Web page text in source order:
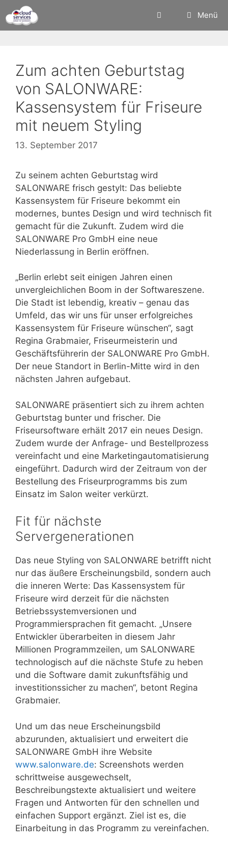
Inhalt
springen
Menü
Zum achten Geburtstag
von SALONWARE:
Kassensystem für Friseure
mit neuem Styling
13. September 2017
Zu seinem achten Geburtstag wird
SALONWARE frisch gestylt: Das beliebte
Kassensystem für Friseure bekommt ein
modernes, buntes Design und wird technisch fit
gemacht für die Zukunft. Zudem wird die
SALONWARE Pro GmbH eine neue
Niederlassung in Berlin eröffnen.
„Berlin erlebt seit einigen Jahren einen
unvergleichlichen Boom in der Softwareszene.
Die Stadt ist lebendig, kreativ – genau das
Umfeld, das wir uns für unser erfolgreiches
Kassensystem für Friseure wünschen“, sagt
Regina Grabmaier, Friseurmeisterin und
Geschäftsführerin der SALONWARE Pro GmbH.
Der neue Standort in Berlin-Mitte wird in den
nächsten Jahren aufgebaut.
SALONWARE präsentiert sich zu ihrem achten
Geburtstag bunter und frischer. Die
Friseursoftware erhält 2017 ein neues Design.
Zudem wurde der Anfrage- und Bestellprozess
vereinfacht und eine Marketingautomatisierung
eingeführt. Dadurch wird der Zeitraum von der
Bestellung des Friseurprogramms bis zum
Einsatz im Salon weiter verkürzt.
Fit für nächste
Servergenerationen
Das neue Styling von SALONWARE betrifft nicht
nur das äußere Erscheinungsbild, sondern auch
die inneren Werte: Das Kassensystem für
Friseure wird derzeit für die nächsten
Betriebssystemversionen und
Programmiersprachen fit gemacht. „Unsere
Entwickler überarbeiten in diesem Jahr
Millionen Programmzeilen, um SALONWARE
technologisch auf die nächste Stufe zu heben
und die Software damit zukunftsfähig und
investitionssicher zu machen“, betont Regina
Grabmaier.
Und um das neue Erscheinungsbild
abzurunden, aktualisiert und erweitert die
SALONWARE GmbH ihre Website
www.salonware.de: Screenshots werden
schrittweise ausgewechselt,
Beschreibungstexte aktualisiert und weitere
Fragen und Antworten für den schnellen und
einfachen Support ergänzt. Ziel ist es, die
Einarbeitung in das Programm zu vereinfachen.